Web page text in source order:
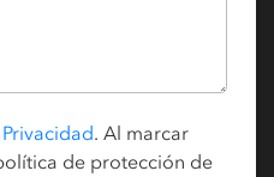
. Al marcar
de protección de